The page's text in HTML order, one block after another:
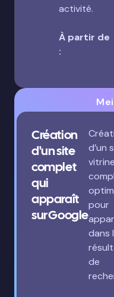
activité.
À partir de
:
Création
d'un site
complet
qui
apparaît
sur Google
d’un
vitrine
pour
dans
de